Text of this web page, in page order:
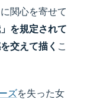
関心を寄せて
を規定されて
交えて描く こ
ズを失った女